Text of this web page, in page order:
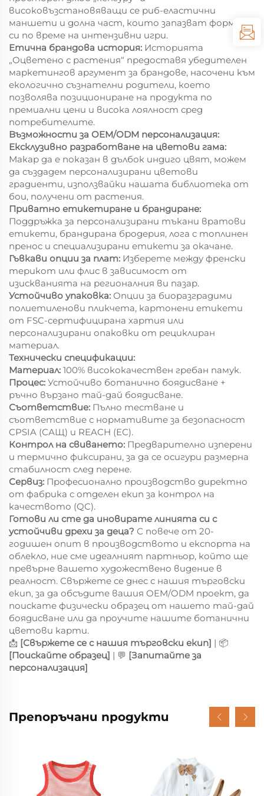
високовъзстановяващи се риб-еластични
маншети и долна част, които запазват формата
си по време на интензивни игри.
Етична брандова история: Историята
„Оцветено с растения“ предоставя убедителен
маркетингов аргумент за брандове, насочени към
екологично съзнателни родители, което
позволява позициониране на продукта по
премиални цени и висока лоялност сред
потребителите.
Възможности за OEM/ODM персонализация:
Ексклузивно разработване на цветови гама:
Макар да е показан в дълбок индиго цвят, можем
да създадем персонализирани цветови
градиенти, използвайки нашата библиотека от
бои, получени от растения.
Приватно етикетиране и брандиране:
Поддръжка за персонализирани тъкани вратови
етикети, брандирана бродерия, лога с топлинен
пренос и специализирани етикети за окачане.
Гъвкави опции за плат: Изберете между френски
терикот или флис в зависимост от
изискванията на регионалния ви пазар.
Устойчиво упаковка: Опции за биоразградими
полиетиленови пликчета, картонени етикети
от FSC-сертифицирана хартия или
персонализирани опаковки от рециклиран
материал.
Технически спецификации:
Материал: 100% висококачествен гребан памук.
Процес: Устойчиво ботанично боядисване +
ръчно вързано тай-дай боядисване.
Съответствие: Пълно тестване и
съответствие с нормативите за безопасност
CPSIA (САЩ) и REACH (ЕС).
Контрол на свиването: Предварително изперени
и термично фиксирани, за да се осигури размерна
стабилност след перене.
Сервиз: Професионално производство директно
от фабрика с отделен екип за контрол на
качеството (QC).
Готови ли сте да иновирате линията си с
устойчиви дрехи за деца? С повече от 20-
годишен опит в производството и експорта на
облекло, ние сме идеалният партньор, който ще
превърне вашето художествено видение в
реалност. Свържете се днес с нашия търговски
екип, за да обсъдите вашия OEM/ODM проект, да
поискате физически образец от нашето тай-дай
боядисване или да проучите нашите ботанични
цветови карти.
📩 [Свържете се с нашия търговски екип] | 📦
[Поискайте образец] | 💬 [Запитайте за
персонализация]
Препоръчани продукти